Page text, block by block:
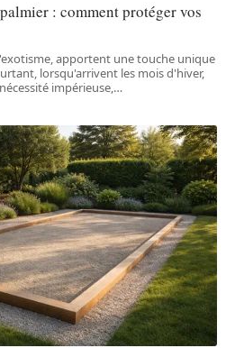
: comment protéger vos
apportent une touche unique
lorsqu'arrivent les mois d'hiver,
impérieuse,…